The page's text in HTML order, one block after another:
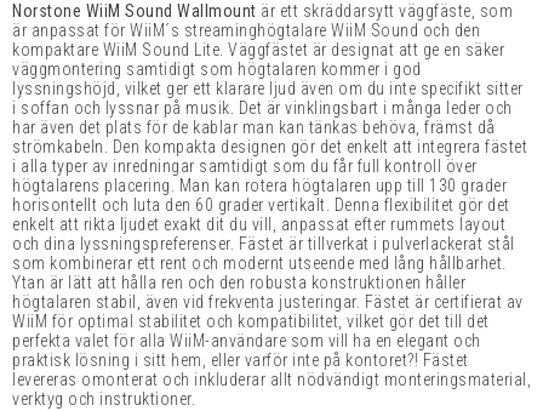
Norstone WiiM Sound Wallmount är ett skräddarsytt väggfäste, som
är anpassat för WiiM´s streaminghögtalare WiiM Sound och den
kompaktare WiiM Sound Lite. Väggfästet är designat att ge en säker
väggmontering samtidigt som högtalaren kommer i god
lyssningshöjd, vilket ger ett klarare ljud även om du inte specifikt sitter
i soffan och lyssnar på musik. Det är vinklingsbart i många leder och
har även det plats för de kablar man kan tänkas behöva, främst då
strömkabeln. Den kompakta designen gör det enkelt att integrera fästet
i alla typer av inredningar samtidigt som du får full kontroll över
högtalarens placering. Man kan rotera högtalaren upp till 130 grader
horisontellt och luta den 60 grader vertikalt. Denna flexibilitet gör det
enkelt att rikta ljudet exakt dit du vill, anpassat efter rummets layout
och dina lyssningspreferenser. Fästet är tillverkat i pulverlackerat stål
som kombinerar ett rent och modernt utseende med lång hållbarhet.
Ytan är lätt att hålla ren och den robusta konstruktionen håller
högtalaren stabil, även vid frekventa justeringar. Fästet är certifierat av
WiiM för optimal stabilitet och kompatibilitet, vilket gör det till det
perfekta valet för alla WiiM-användare som vill ha en elegant och
praktisk lösning i sitt hem, eller varför inte på kontoret?! Fästet
levereras omonterat och inkluderar allt nödvändigt monteringsmaterial,
verktyg och instruktioner.